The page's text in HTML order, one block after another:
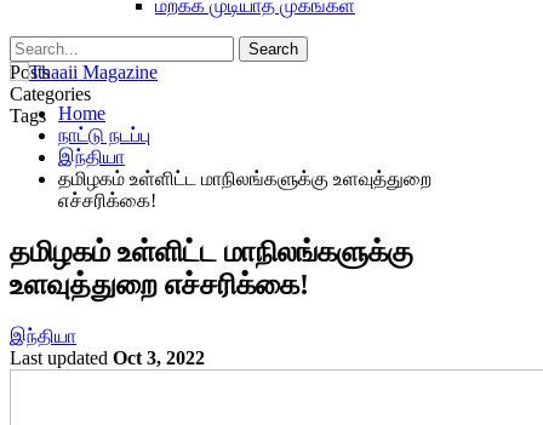
மறக்க முடியாத முகங்கள்
Posts
Categories
Tags Home
நாட்டு நடப்பு
இந்தியா
தமிழகம் உள்ளிட்ட மாநிலங்களுக்கு உளவுத்துறை
எச்சரிக்கை!
தமிழகம் உள்ளிட்ட மாநிலங்களுக்கு
உளவுத்துறை எச்சரிக்கை!
இந்தியா
Last updated Oct 3, 2022